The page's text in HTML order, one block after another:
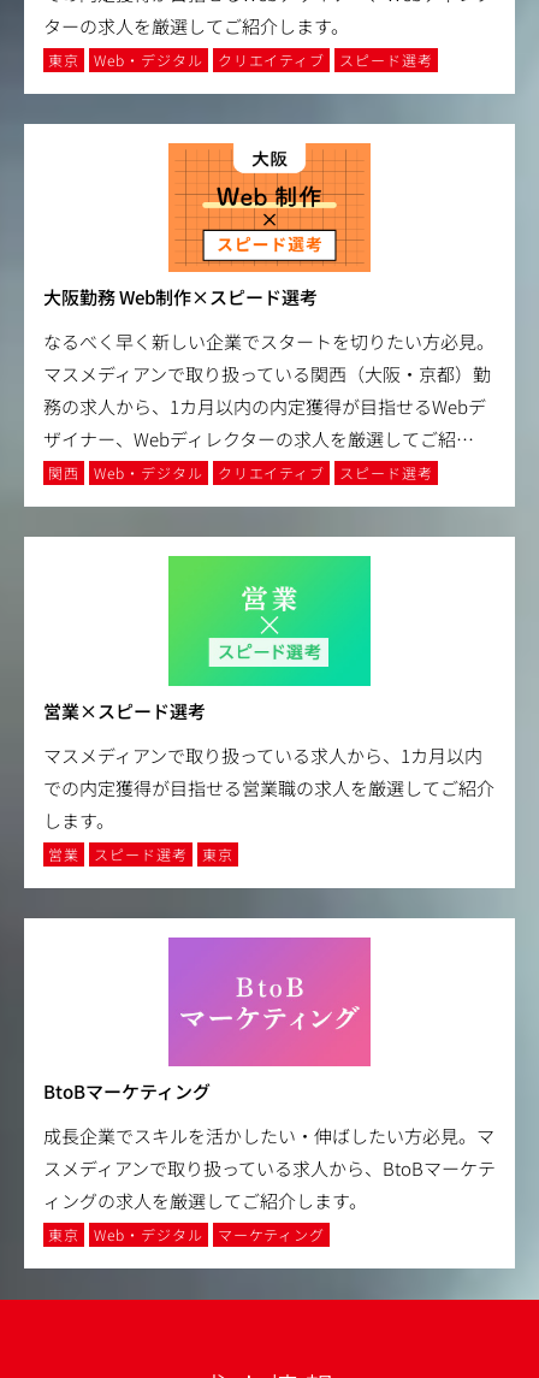
ターの求人を厳選してご紹介します。
東京 Web・デジタル クリエイティブ スピード選考
大阪勤務 Web制作×スピード選考
なるべく早く新しい企業でスタートを切りたい方必見。
マスメディアンで取り扱っている関西（大阪・京都）勤
務の求人から、1カ月以内の内定獲得が目指せるWebデ
ザイナー、Webディレクターの求人を厳選してご紹…
関西 Web・デジタル クリエイティブ スピード選考
営業×スピード選考
マスメディアンで取り扱っている求人から、1カ月以内
での内定獲得が目指せる営業職の求人を厳選してご紹介
します。
営業 スピード選考 東京
BtoBマーケティング
成長企業でスキルを活かしたい・伸ばしたい方必見。マ
スメディアンで取り扱っている求人から、BtoBマーケテ
ィングの求人を厳選してご紹介します。
東京 Web・デジタル マーケティング